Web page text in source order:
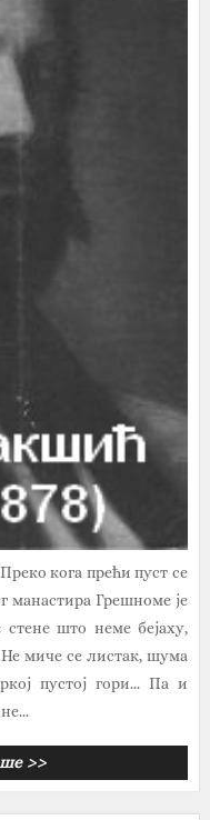
кога прећи пуст се
манастира Грешноме је
што неме бејаху,
миче се листак, шума
пустој гори... Па и
>>